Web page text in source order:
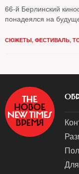
66-й Берлинский
понадеялся на
СЮЖЕТЫ, ФЕСТИВАЛЬ,